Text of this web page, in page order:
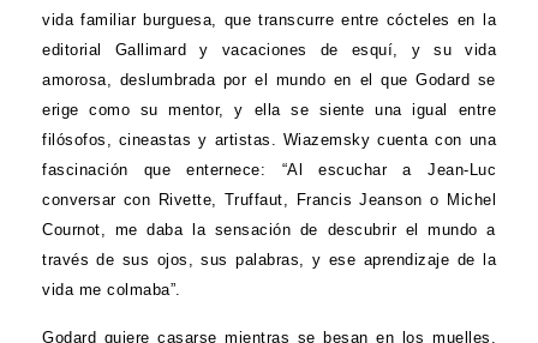
vida familiar burguesa, que transcurre entre cócteles en la
editorial Gallimard y vacaciones de esquí, y su vida
amorosa, deslumbrada por el mundo en el que Godard se
erige como su mentor, y ella se siente una igual entre
filósofos, cineastas y artistas. Wiazemsky cuenta con una
fascinación que enternece: “Al escuchar a Jean-Luc
conversar con Rivette, Truffaut, Francis Jeanson o Michel
Cournot, me daba la sensación de descubrir el mundo a
través de sus ojos, sus palabras, y ese aprendizaje de la
vida me colmaba”.
Godard quiere casarse mientras se besan en los muelles,